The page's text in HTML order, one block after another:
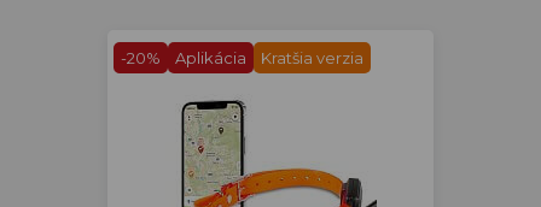
-20% Aplikácia Kratšia verzia